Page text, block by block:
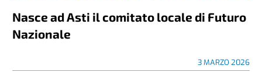
Nasce ad Asti il comitato locale di Futuro
Nazionale
3 MARZO 2026